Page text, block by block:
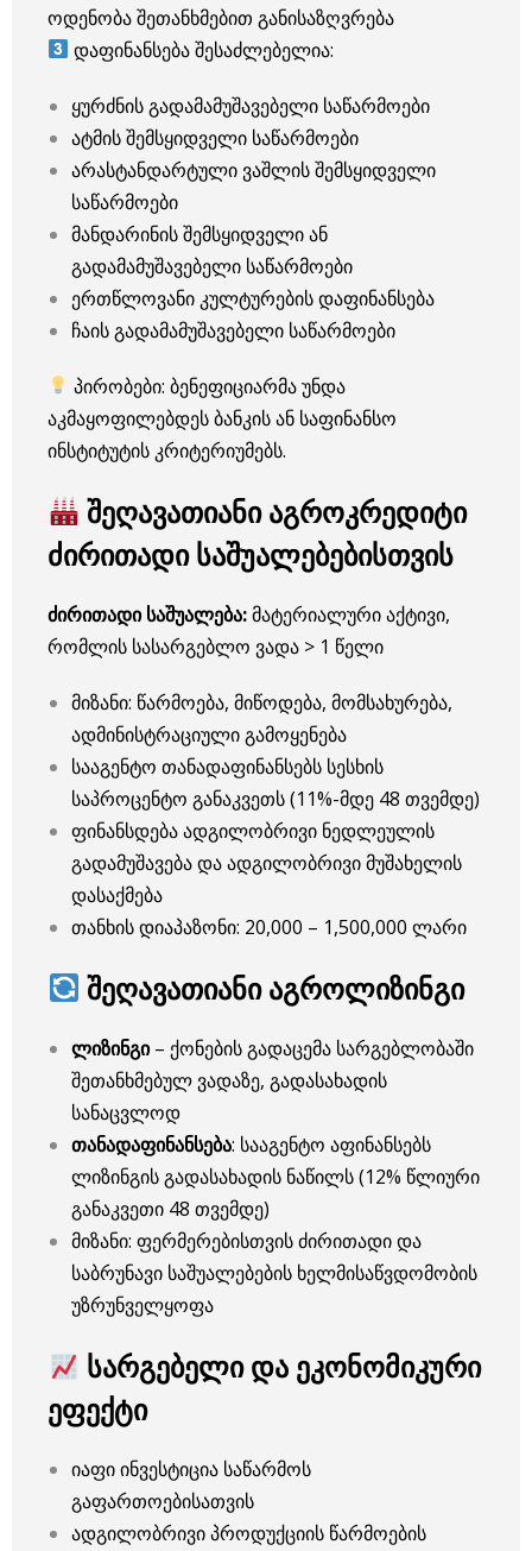
ოდენობა შეთანხმებით განისაზღვრება
დაფინანსება შესაძლებელია:
ყურძნის გადამამუშავებელი საწარმოები
ატმის შემსყიდველი საწარმოები
არასტანდარტული ვაშლის შემსყიდველი
საწარმოები
მანდარინის შემსყიდველი ან
გადამამუშავებელი საწარმოები
ერთწლოვანი კულტურების დაფინანსება
ჩაის გადამამუშავებელი საწარმოები
პირობები: ბენეფიციარმა უნდა
აკმაყოფილებდეს ბანკის ან საფინანსო
ინსტიტუტის კრიტერიუმებს.
შეღავათიანი აგროკრედიტი
ძირითადი საშუალებებისთვის
ძირითადი საშუალება:მატერიალური აქტივი,
რომლის სასარგებლო ვადა > 1 წელი
მიზანი: წარმოება, მიწოდება, მომსახურება,
ადმინისტრაციული გამოყენება
სააგენტო თანადაფინანსებს სესხის
საპროცენტო განაკვეთს (11%-მდე 48 თვემდე)
ფინანსდება ადგილობრივი ნედლეულის
გადამუშავება და ადგილობრივი მუშახელის
დასაქმება
თანხის დიაპაზონი: 20,000 – 1,500,000 ლარი
შეღავათიანი აგროლიზინგი
ლიზინგი– ქონების გადაცემა სარგებლობაში
შეთანხმებულ ვადაზე, გადასახადის
სანაცვლოდ
თანადაფინანსება: სააგენტო აფინანსებს
ლიზინგის გადასახადის ნაწილს (12% წლიური
განაკვეთი 48 თვემდე)
მიზანი: ფერმერებისთვის ძირითადი და
საბრუნავი საშუალებების ხელმისაწვდომობის
უზრუნველყოფა
სარგებელი და ეკონომიკური
ეფექტი
იაფი ინვესტიცია საწარმოს
გაფართოებისათვის
ადგილობრივი პროდუქციის წარმოების